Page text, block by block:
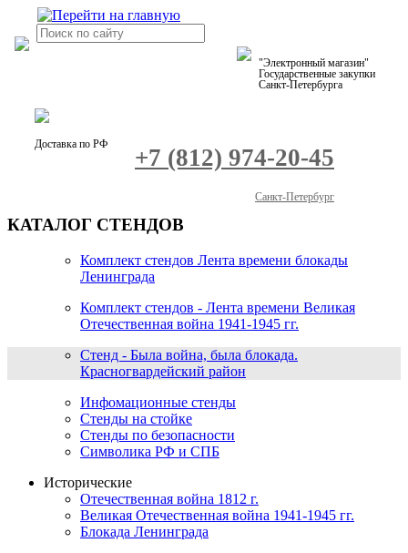
"Электронный магазин"
Государственные закупки
Санкт-Петербурга
Доставка по РФ +7 (812) 974-20-45
Санкт-Петербург
КАТАЛОГ СТЕНДОВ
Комплект стендов Лента времени блокады
Ленинграда
Комплект стендов - Лента времени Великая
Отечественная война 1941-1945 гг.
Стенд - Была война, была блокада.
Красногвардейский район
Инфомационные стенды
Стенды на стойке
Стенды по безопасности
Символика РФ и СПБ
Исторические
Отечественная война 1812 г.
Великая Отечественная война 1941-1945 гг.
Блокада Ленинграда